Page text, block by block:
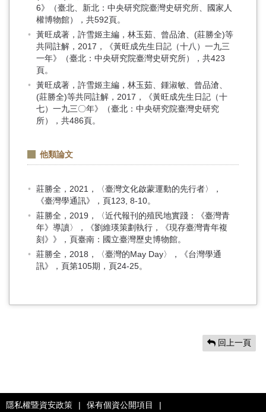
6》（臺北、新北：中央研究院臺灣史研究所、國家人
權博物館），共592頁。
黃旺成著，許雪姬主編，林玉茹、曾品滄、(莊勝全)等
共同註解，2017，《黃旺成先生日記（十八）一九三
一年》（臺北：中央研究院臺灣史研究所），共423
頁。
黃旺成著，許雪姬主編，林玉茹、鍾淑敏、曾品滄、
(莊勝全)等共同註解，2017，《黃旺成先生日記（十
七）一九三〇年》（臺北：中央研究院臺灣史研究
所），共486頁。
他類論文
莊勝全，2021，〈臺灣文化啟蒙運動的先行者〉，
《臺灣學通訊》，頁123, 8-10。
莊勝全，2019，〈近代報刊的殖民地實踐：《臺灣青
年》導讀〉，《劉維瑛策劃執行，《現存臺灣青年複
刻》》，頁臺南：國立臺灣歷史博物館。
莊勝全，2018，〈臺灣的May Day〉，《台灣學通
訊》，頁第105期，頁24-25。
回上一頁
隱私權暨資安政策 | 保有個資公開項目 |